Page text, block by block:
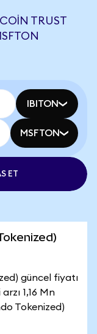
TRUST
IBITON
MSFTON
ET
güncel fiyatı
1,16 Mn
Tokenized)